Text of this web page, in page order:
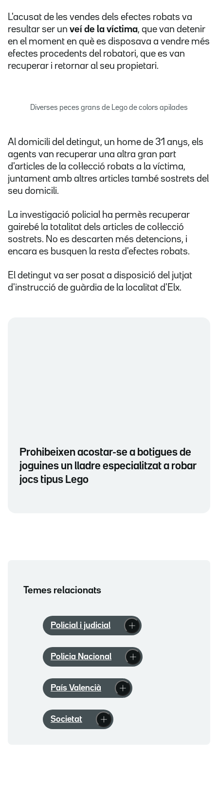
L'acusat de les vendes dels efectes robats va
resultar ser un veí de la víctima, que van detenir
en el moment en què es disposava a vendre més
efectes procedents del robatori, que es van
recuperar i retornar al seu propietari.
Diverses peces grans de Lego de colors apilades
Al domicili del detingut, un home de 31 anys, els
agents van recuperar una altra gran part
d'articles de la col·lecció robats a la víctima,
juntament amb altres articles també sostrets del
seu domicili.
La investigació policial ha permès recuperar
gairebé la totalitat dels articles de col·lecció
sostrets. No es descarten més detencions, i
encara es busquen la resta d'efectes robats.
El detingut va ser posat a disposició del jutjat
d'instrucció de guàrdia de la localitat d'Elx.
Prohibeixen acostar-se a botigues de
joguines un lladre especialitzat a robar
jocs tipus Lego
Temes relacionats
Policial i judicial
Policia Nacional
País Valencià
Societat